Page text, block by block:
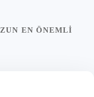
EN ÖNEMLI